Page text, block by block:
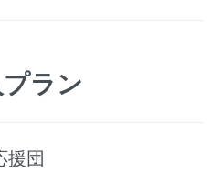
ラン
援団